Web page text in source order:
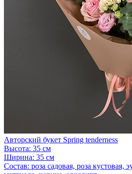
Авторский букет Spring tenderness
Высота: 35 см
Ширина: 35 см
Состав: роза садовая, роза кустовая,